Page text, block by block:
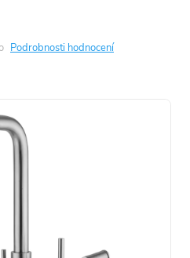
Podrobnosti hodnocení